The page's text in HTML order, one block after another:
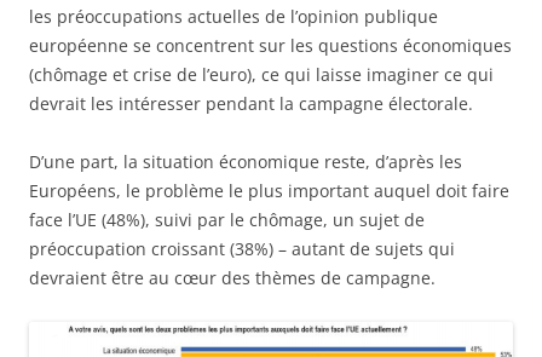
les préoccupations actuelles de l’opinion publique
européenne se concentrent sur les questions économiques
(chômage et crise de l’euro), ce qui laisse imaginer ce qui
devrait les intéresser pendant la campagne électorale.
D’une part, la situation économique reste, d’après les
Européens, le problème le plus important auquel doit faire
face l’UE (48%), suivi par le chômage, un sujet de
préoccupation croissant (38%) – autant de sujets qui
devraient être au cœur des thèmes de campagne.